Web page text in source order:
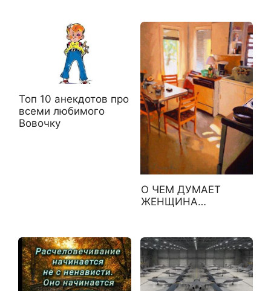
Топ 10 анекдотов про
всеми любимого
Вовочку
О ЧЕМ ДУМАЕТ
ЖЕНЩИНА…